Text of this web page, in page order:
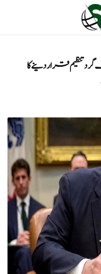
تنظیم قرار دینے کا